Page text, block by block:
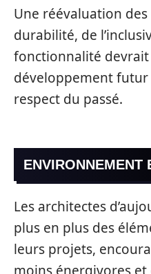
Une réévaluation
durabilité, de
fonctionnalité
développement
respect du passé.
ENVIRONNEMENT
Les architectes
plus en plus des
leurs projets,